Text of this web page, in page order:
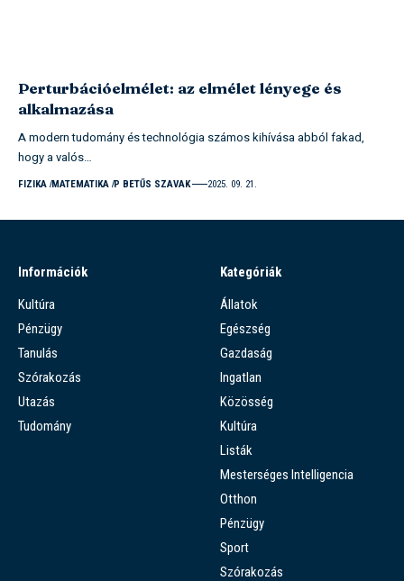
Perturbációelmélet: az elmélet lényege és
alkalmazása
A modern tudomány és technológia számos kihívása abból fakad,
hogy a valós…
FIZIKA MATEMATIKA P BETŰS SZAVAK 2025. 09. 21.
Információk
Kultúra
Pénzügy
Tanulás
Szórakozás
Utazás
Tudomány
Kategóriák
Állatok
Egészség
Gazdaság
Ingatlan
Közösség
Kultúra
Listák
Mesterséges Intelligencia
Otthon
Pénzügy
Sport
Szórakozás